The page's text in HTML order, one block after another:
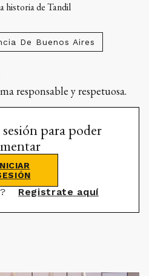
historia de Tandil
De Buenos Aires
responsable y respetuosa.
para poder
Registrate aquí